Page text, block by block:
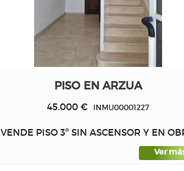
PISO EN ARZUA
45.000 €INMU00001227
VENDE PISO 3º SIN ASCENSOR Y EN
Ver